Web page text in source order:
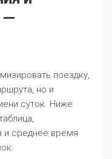
—
поездку,
но и
суток. Ниже
и среднее время